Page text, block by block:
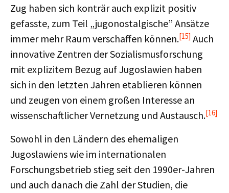
Zug haben sich konträr auch explizit positiv
gefasste, zum Teil „jugonostalgische” Ansätze
immer mehr Raum verschaffen können.[15] Auch
innovative Zentren der Sozialismusforschung
mit explizitem Bezug auf Jugoslawien haben
sich in den letzten Jahren etablieren können
und zeugen von einem großen Interesse an
wissenschaftlicher Vernetzung und Austausch.[16]
Sowohl in den Ländern des ehemaligen
Jugoslawiens wie im internationalen
Forschungsbetrieb stieg seit den 1990er-Jahren
und auch danach die Zahl der Studien, die